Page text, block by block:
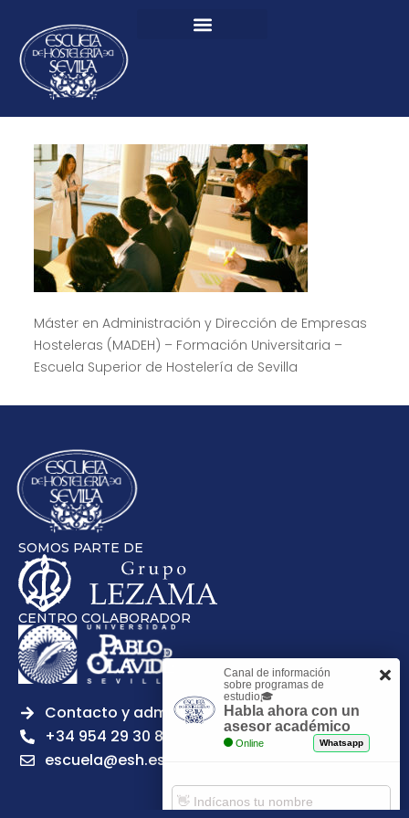
Máster en Administración y Dirección de Empresas
Hosteleras (MADEH) – Formación Universitaria –
Escuela Superior de Hostelería de Sevilla
SOMOS PARTE DE
CENTRO COLABORADOR
Contacto y admisiones
+34 954 29 30 81
escuela@esh.es
Canal de información
sobre programas de
estudio🎓
Habla ahora con un
asesor académico
Online Whatsapp